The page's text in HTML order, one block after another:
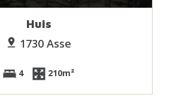
Huis
1730 Asse
4 210m²